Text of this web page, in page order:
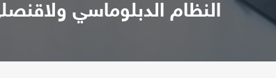
النظام الدبلوماسي